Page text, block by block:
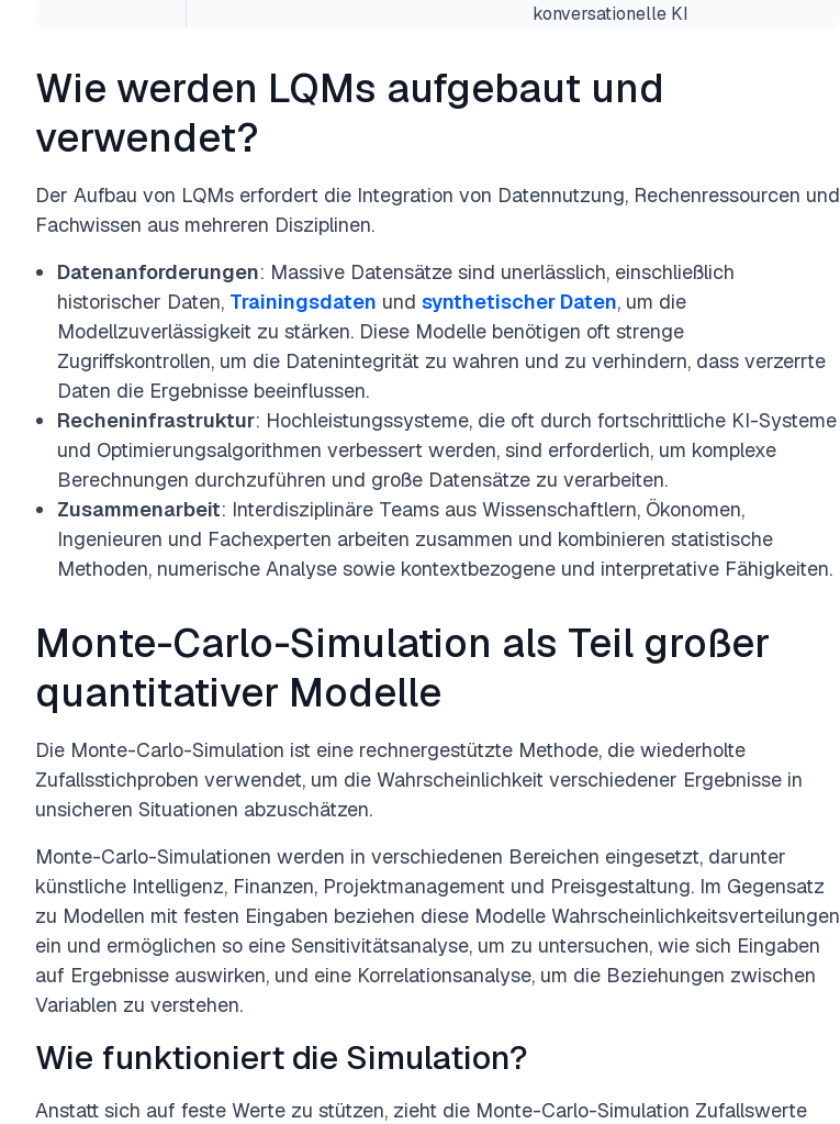
konversationelle KI
Wie werden LQMs aufgebaut und
verwendet?
Der Aufbau von LQMs erfordert die Integration von Datennutzung, Rechenressourcen und
Fachwissen aus mehreren Disziplinen.
Datenanforderungen: Massive Datensätze sind unerlässlich, einschließlich
historischer Daten, Trainingsdaten und synthetischer Daten, um die
Modellzuverlässigkeit zu stärken. Diese Modelle benötigen oft strenge
Zugriffskontrollen, um die Datenintegrität zu wahren und zu verhindern, dass verzerrte
Daten die Ergebnisse beeinflussen.
Recheninfrastruktur: Hochleistungssysteme, die oft durch fortschrittliche KI-Systeme
und Optimierungsalgorithmen verbessert werden, sind erforderlich, um komplexe
Berechnungen durchzuführen und große Datensätze zu verarbeiten.
Zusammenarbeit: Interdisziplinäre Teams aus Wissenschaftlern, Ökonomen,
Ingenieuren und Fachexperten arbeiten zusammen und kombinieren statistische
Methoden, numerische Analyse sowie kontextbezogene und interpretative Fähigkeiten.
Monte-Carlo-Simulation als Teil großer
quantitativer Modelle
Die Monte-Carlo-Simulation ist eine rechnergestützte Methode, die wiederholte
Zufallsstichproben verwendet, um die Wahrscheinlichkeit verschiedener Ergebnisse in
unsicheren Situationen abzuschätzen.
Monte-Carlo-Simulationen werden in verschiedenen Bereichen eingesetzt, darunter
künstliche Intelligenz, Finanzen, Projektmanagement und Preisgestaltung. Im Gegensatz
zu Modellen mit festen Eingaben beziehen diese Modelle Wahrscheinlichkeitsverteilungen
ein und ermöglichen so eine Sensitivitätsanalyse, um zu untersuchen, wie sich Eingaben
auf Ergebnisse auswirken, und eine Korrelationsanalyse, um die Beziehungen zwischen
Variablen zu verstehen.
Wie funktioniert die Simulation?
Anstatt sich auf feste Werte zu stützen, zieht die Monte-Carlo-Simulation Zufallswerte